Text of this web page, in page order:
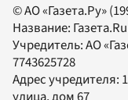
© АО «Газета.Ру»
Название: Газета.Ru
Учредитель:АО
7743625728
Адрес учредителя: